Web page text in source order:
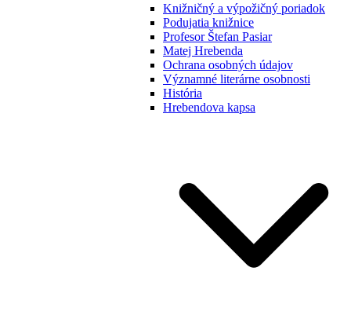
Knižničný a výpožičný poriadok
Podujatia knižnice
Profesor Štefan Pasiar
Matej Hrebenda
Ochrana osobných údajov
Významné literárne osobnosti
História
Hrebendova kapsa